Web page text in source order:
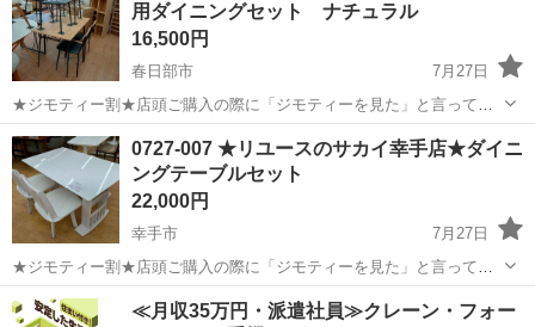
用ダイニングセット ナチュラル
16,500円
春日部市
7月27日
★ジモティー割★店頭ご購入の際に「ジモティーを見た」と言ってい
ただくとジモティー限定価格（掲載価格の10%OFF）でご購入が可能
です。 必ずご精算前にスタッフまでお伝えくださいませ。 ---------------
-...
埼玉 春日部市 ダイニングセット サカイ
0727-007 ★リユースのサカイ幸手店★ダイニ
ングテーブルセット
22,000円
幸手市
7月27日
★ジモティー割★店頭ご購入の際に「ジモティーを見た」と言ってい
ただくとジモティー限定価格（掲載価格の10%OFF）でご購入が可能
です。 必ずご精算前にスタッフまでお伝えくださいませ。 ---------------
埼玉 幸手市 ダイニングセット サカイ
≪月収35万円・派遣社員≫クレーン・フォー